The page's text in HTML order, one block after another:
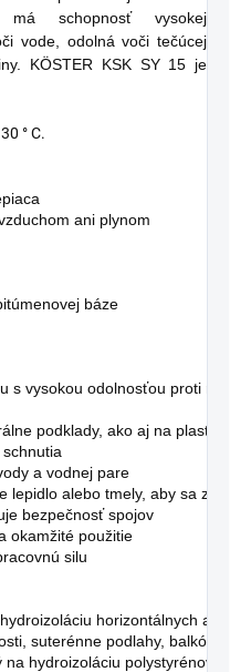
má schopnosť vysokej
vode, odolná voči tečúcej
KÖSTER KSK SY 15 je
° C.
ani plynom
báze
s vysokou odolnosťou proti
podklady, ako aj na plasty
a vodnej pare
lepidlo alebo tmely, aby sa
bezpečnosť spojov
okamžité použitie
silu
horizontálnych a
suterénne podlahy,
na hydroizoláciu